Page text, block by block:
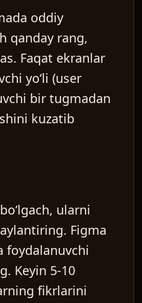
oddiy
qanday rang,
Faqat ekranlar
yo‘li (user
bir tugmadan
kuzatib
ularni
Figma
foydalanuvchi
Keyin 5-10
fikrlarini